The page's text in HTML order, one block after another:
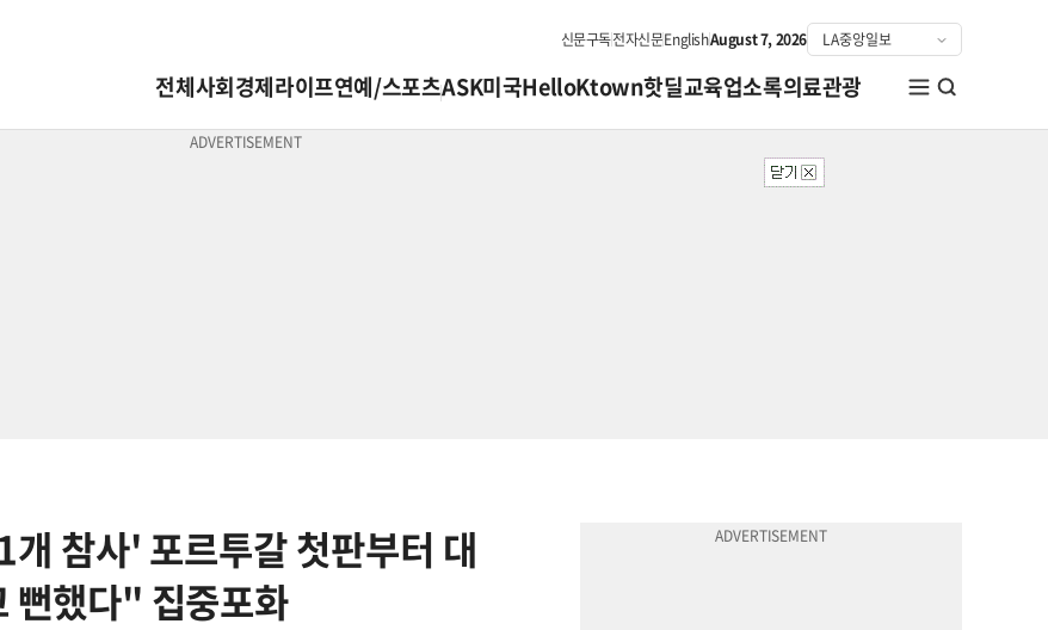
신문구독전자신문EnglishAugust 7, 2026
전체사회경제라이프연예/스포츠ASK미국HelloKtown핫딜교육업소록의료관광
참사' 포르투갈 첫판부터 대
뻔했다" 집중포화